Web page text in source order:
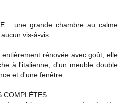
: une grande chambre au calme
vis-à-vis.
entièrement rénovée avec goût, elle
à l'italienne, d'un meuble double
et d'une fenêtre.
COMPLÈTES :